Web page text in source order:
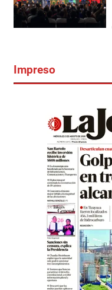
Impreso